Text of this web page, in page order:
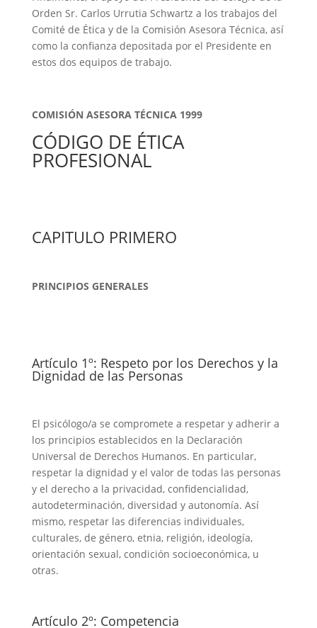
Orden Sr. Carlos Urrutia Schwartz a los trabajos del
Comité de Ética y de la Comisión Asesora Técnica, así
como la confianza depositada por el Presidente en
estos dos equipos de trabajo.
COMISIÓN ASESORA TÉCNICA1999
CÓDIGO DE ÉTICA
PROFESIONAL
CAPITULO PRIMERO
PRINCIPIOS GENERALES
Artículo 1º: Respeto por los Derechos y la
Dignidad de las Personas
El psicólogo/a se compromete a respetar y adherir a
los principios establecidos en la Declaración
Universal de Derechos Humanos. En particular,
respetar la dignidad y el valor de todas las personas
y el derecho a la privacidad, confidencialidad,
autodeterminación, diversidad y autonomía. Así
mismo, respetar las diferencias individuales,
culturales, de género, etnia, religión, ideología,
orientación sexual, condición socioeconómica, u
otras.
Artículo 2º: Competencia